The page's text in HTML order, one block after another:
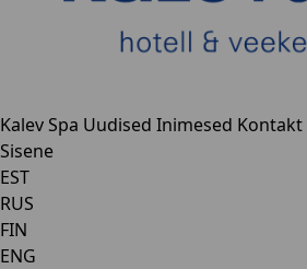
Kalev Spa Uudised Inimesed Kontakt
Sisene
EST
RUS
FIN
ENG